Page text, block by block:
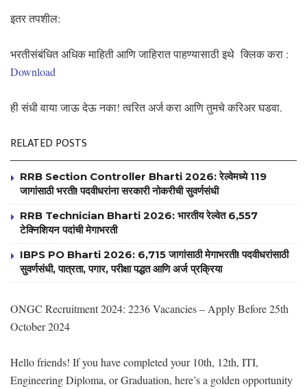
इतर तपशील:
भरतीसंबंधित अधिक माहिती आणि जाहिरात पाहण्यासाठी इथे क्लिक करा :
Download
ही संधी वाया जाऊ देऊ नका! त्वरित अर्ज करा आणि तुमचे करिअर घडवा.
RELATED POSTS
RRB Section Controller Bharti 2026: रेल्वेमध्ये 119
जागांसाठी भरती! पदवीधरांना सरकारी नोकरीची सुवर्णसंधी
RRB Technician Bharti 2026: भारतीय रेल्वेत 6,557
टेक्निशियन पदांची मेगाभरती
IBPS PO Bharti 2026: 6,715 जागांसाठी मेगाभरती! पदवीधरांसाठी
सुवर्णसंधी, पात्रता, पगार, परीक्षा पद्धत आणि अर्ज प्रक्रिया
ONGC Recruitment 2024: 2236 Vacancies – Apply Before 25th
October 2024
Hello friends! If you have completed your 10th, 12th, ITI,
Engineering Diploma, or Graduation, here’s a golden opportunity